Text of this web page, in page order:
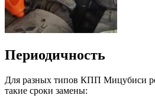
Периодичность
Для разных типов КПП Мицубиси
такие сроки замены: